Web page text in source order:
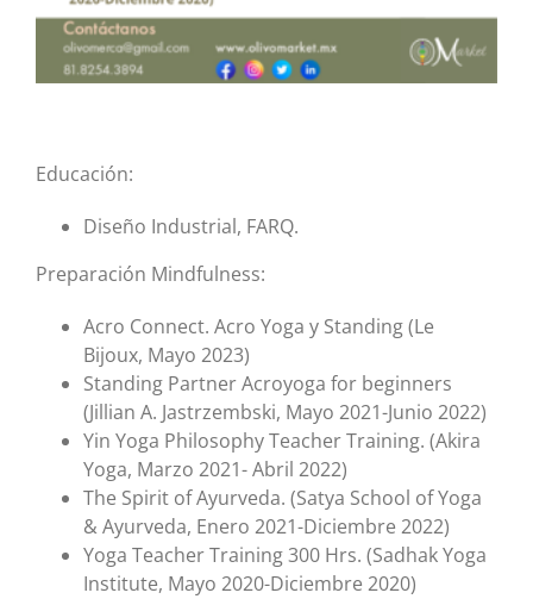
Educación:
Diseño Industrial, FARQ.
Preparación Mindfulness:
Acro Connect. Acro Yoga y Standing (Le
Bijoux, Mayo 2023)
Standing Partner Acroyoga for beginners
(Jillian A. Jastrzembski, Mayo 2021-Junio 2022)
Yin Yoga Philosophy Teacher Training. (Akira
Yoga, Marzo 2021- Abril 2022)
The Spirit of Ayurveda. (Satya School of Yoga
& Ayurveda, Enero 2021-Diciembre 2022)
Yoga Teacher Training 300 Hrs. (Sadhak Yoga
Institute, Mayo 2020-Diciembre 2020)